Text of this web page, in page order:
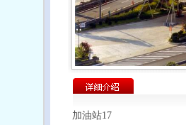
加油站17